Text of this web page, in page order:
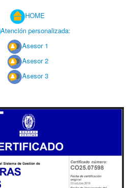
HOME
Atención personalizada:
Asesor 1
Asesor 2
Asesor 3